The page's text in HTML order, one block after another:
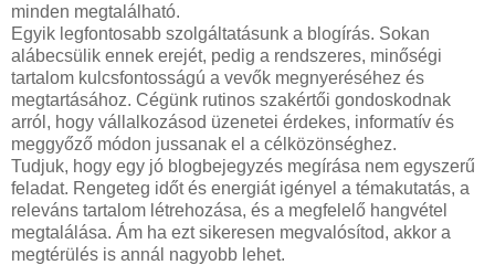
minden megtalálható.
Egyik legfontosabb szolgáltatásunk a blogírás. Sokan
alábecsülik ennek erejét, pedig a rendszeres, minőségi
tartalom kulcsfontosságú a vevők megnyeréséhez és
megtartásához. Cégünk rutinos szakértői gondoskodnak
arról, hogy vállalkozásod üzenetei érdekes, informatív és
meggyőző módon jussanak el a célközönséghez.
Tudjuk, hogy egy jó blogbejegyzés megírása nem egyszerű
feladat. Rengeteg időt és energiát igényel a témakutatás, a
releváns tartalom létrehozása, és a megfelelő hangvétel
megtalálása. Ám ha ezt sikeresen megvalósítod, akkor a
megtérülés is annál nagyobb lehet.